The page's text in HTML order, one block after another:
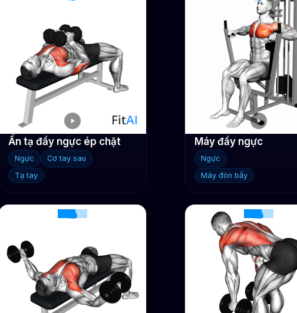
Ấn tạ đẩy ngực ép chặt
Ngực
Cơ tay sau
Tạ tay
Máy đẩy ngực
Ngực
Máy đòn bẩy